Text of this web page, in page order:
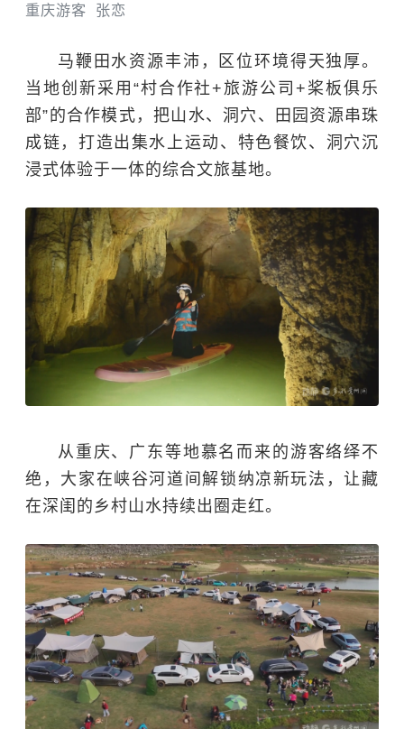
重庆游客 张恋
马鞭田水资源丰沛，区位环境得天独厚。
当地创新采用“村合作社+旅游公司+桨板俱乐
部”的合作模式，把山水、洞穴、田园资源串珠
成链，打造出集水上运动、特色餐饮、洞穴沉
浸式体验于一体的综合文旅基地。
从重庆、广东等地慕名而来的游客络绎不
绝，大家在峡谷河道间解锁纳凉新玩法，让藏
在深闺的乡村山水持续出圈走红。